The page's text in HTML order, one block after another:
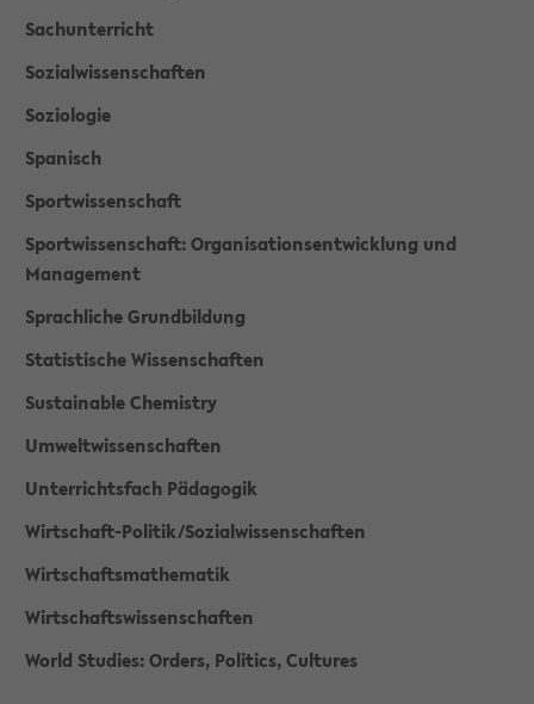
Sachunterricht
Sozialwissenschaften
Soziologie
Spanisch
Sportwissenschaft
Sportwissenschaft: Organisationsentwicklung und
Management
Sprachliche Grundbildung
Statistische Wissenschaften
Sustainable Chemistry
Umweltwissenschaften
Unterrichtsfach Pädagogik
Wirtschaft-Politik/Sozialwissenschaften
Wirtschaftsmathematik
Wirtschaftswissenschaften
World Studies: Orders, Politics, Cultures